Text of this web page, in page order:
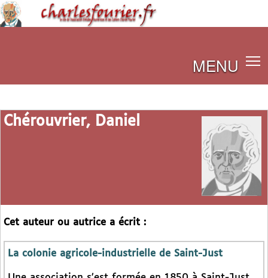
MENU
Chérouvrier, Daniel
Cet auteur ou autrice a écrit :
La colonie agricole-industrielle de Saint-Just